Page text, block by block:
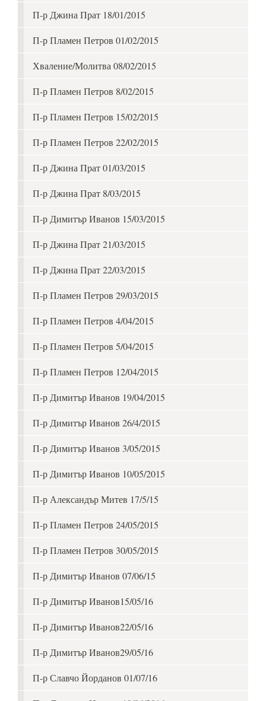
П-р Джина Прат 18/01/2015
П-р Пламен Петров 01/02/2015
Хваление/Молитва 08/02/2015
П-р Пламен Петров 8/02/2015
П-р Пламен Петров 15/02/2015
П-р Пламен Петров 22/02/2015
П-р Джина Прат 01/03/2015
П-р Джина Прат 8/03/2015
П-р Димитър Иванов 15/03/2015
П-р Джина Прат 21/03/2015
П-р Джина Прат 22/03/2015
П-р Пламен Петров 29/03/2015
П-р Пламен Петров 4/04/2015
П-р Пламен Петров 5/04/2015
П-р Пламен Петров 12/04/2015
П-р Димитър Иванов 19/04/2015
П-р Димитър Иванов 26/4/2015
П-р Димитър Иванов 3/05/2015
П-р Димитър Иванов 10/05/2015
П-р Александър Митев 17/5/15
П-р Пламен Петров 24/05/2015
П-р Пламен Петров 30/05/2015
П-р Димитър Иванов 07/06/15
П-р Димитър Иванов15/05/16
П-р Димитър Иванов22/05/16
П-р Димитър Иванов29/05/16
П-р Славчо Йорданов 01/07/16